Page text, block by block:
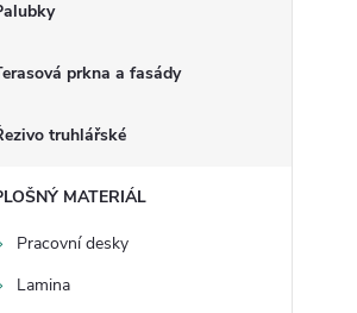
prkna a fasády
truhlářské
MATERIÁL
Pracovní desky
Lamina